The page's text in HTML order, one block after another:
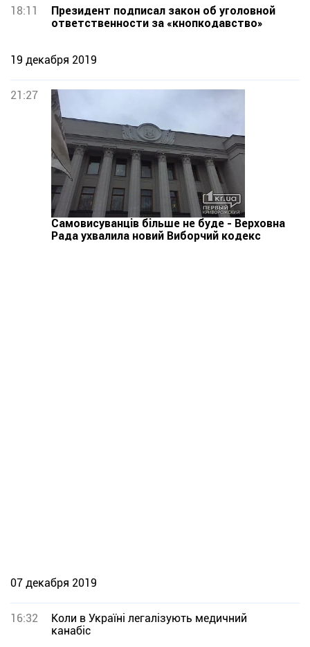
18:11
Президент подписал закон об уголовной
ответственности за «кнопкодавство»
19 декабря 2019
21:27
Самовисуванців більше не буде - Верховна
Рада ухвалила новий Виборчий кодекс
07 декабря 2019
16:32
Коли в Україні легалізують медичний
канабіс